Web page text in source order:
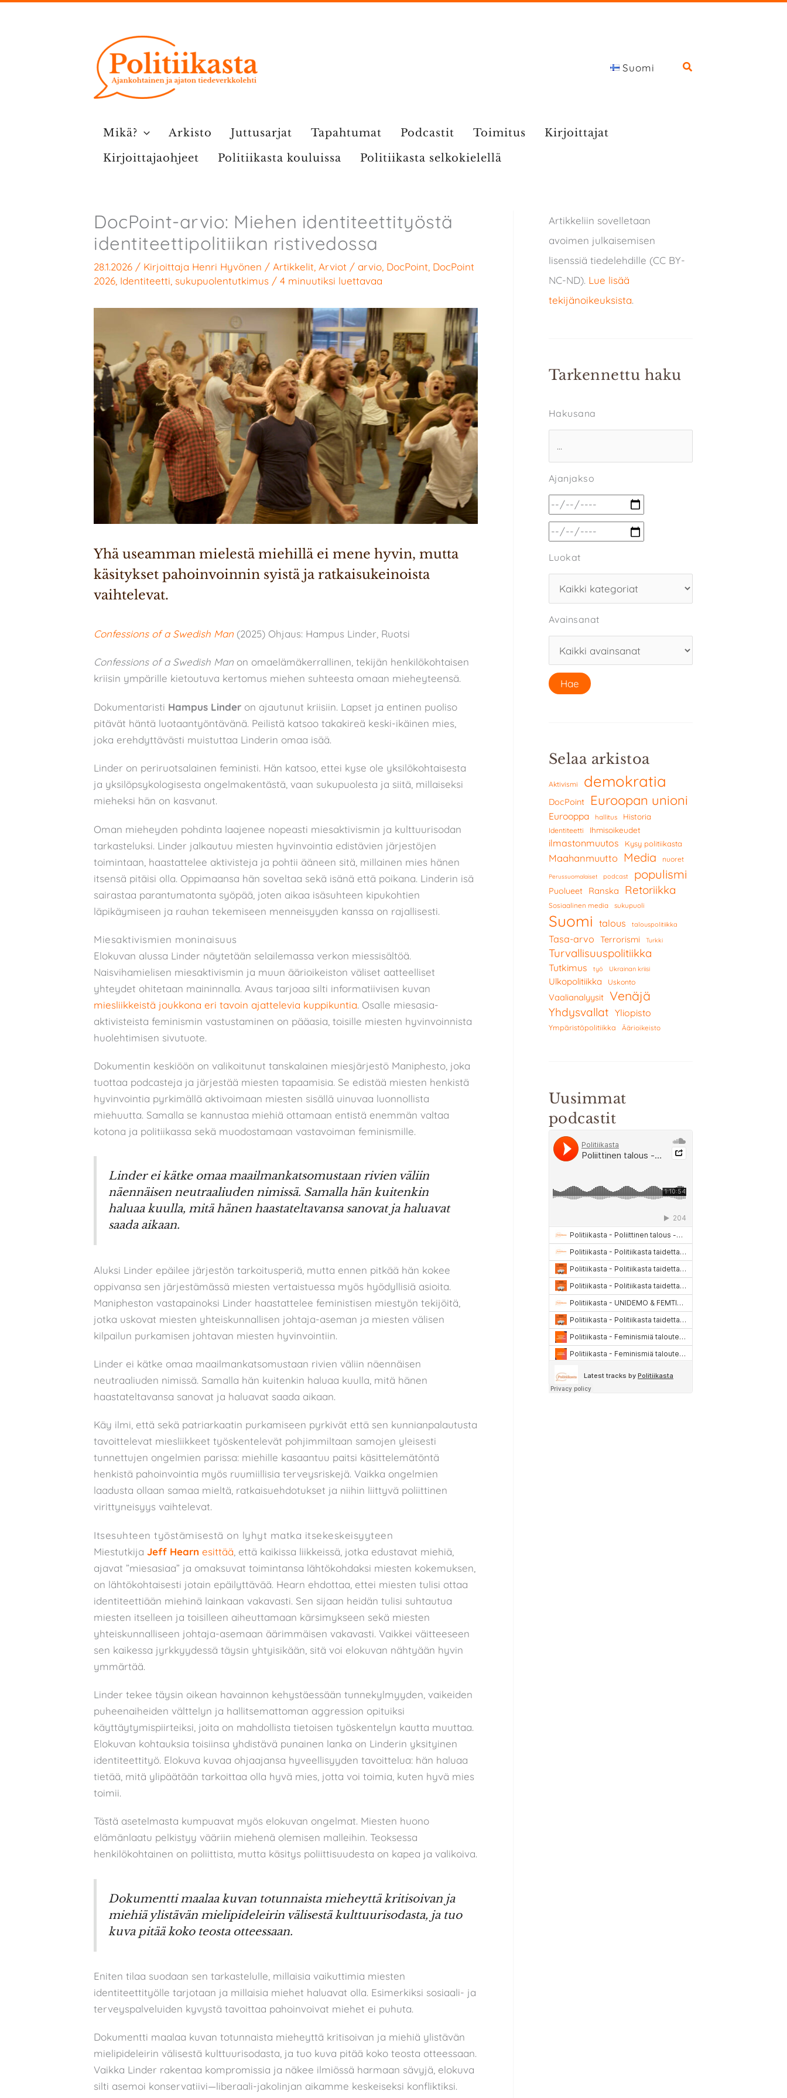
Suomi
Mikä? Arkisto Juttusarjat Tapahtumat Podcastit Toimitus
Kirjoittajat
Kirjoittajaohjeet
Politiikasta kouluissa Politiikasta selkokielellä
DocPoint-arvio: Miehen identiteettityöstä
identiteettipolitiikan ristivedossa
28.1.2026 / Kirjoittaja Henri Hyvönen / Artikkelit Arviot / arvio DocPoint DocPoint
2026 Identiteetti sukupuolentutkimus / 4 minuutiksi luettavaa
Yhä useamman mielestä miehillä ei mene hyvin, mutta
käsitykset pahoinvoinnin syistä ja ratkaisukeinoista
vaihtelevat.
Confessions of a Swedish Man (2025) Ohjaus: Hampus Linder, Ruotsi
Confessions of a Swedish Man on omaelämäkerrallinen, tekijän henkilökohtaisen
kriisin ympärille kietoutuva kertomus miehen suhteesta omaan mieheyteensä.
Dokumentaristi Hampus Linder on ajautunut kriisiin. Lapset ja entinen puoliso
pitävät häntä luotaantyöntävänä. Peilistä katsoo takakireä keski-ikäinen mies,
joka erehdyttävästi muistuttaa Linderin omaa isää.
Linder on periruotsalainen feministi. Hän katsoo, ettei kyse ole yksilökohtaisesta
ja yksilöpsykologisesta ongelmakentästä, vaan sukupuolesta ja siitä, millaiseksi
mieheksi hän on kasvanut.
Oman mieheyden pohdinta laajenee nopeasti miesaktivismin ja kulttuurisodan
tarkasteluksi. Linder jalkautuu miesten hyvinvointia edistävien järjestöjen
toimintaan, haastattelee aktivisteja ja pohtii ääneen sitä, millainen mies hänen
itsensä pitäisi olla. Oppimaansa hän soveltaa sekä isänä että poikana. Linderin isä
sairastaa parantumatonta syöpää, joten aikaa isäsuhteen kipukohtien
läpikäymiseen ja rauhan tekemiseen menneisyyden kanssa on rajallisesti.
Miesaktivismien moninaisuus
Elokuvan alussa Linder näytetään selailemassa verkon miessisältöä.
Naisvihamielisen miesaktivismin ja muun äärioikeiston väliset aatteelliset
yhteydet ohitetaan maininnalla. Avaus tarjoaa silti informatiivisen kuvan
miesliikkeistä joukkona eri tavoin ajattelevia kuppikuntia. Osalle miesasia-
aktivisteista feminismin vastustaminen on pääasia, toisille miesten hyvinvoinnista
huolehtimisen sivutuote.
Dokumentin keskiöön on valikoitunut tanskalainen miesjärjestö Maniphesto, joka
tuottaa podcasteja ja järjestää miesten tapaamisia. Se edistää miesten henkistä
hyvinvointia pyrkimällä aktivoimaan miesten sisällä uinuvaa luonnollista
miehuutta. Samalla se kannustaa miehiä ottamaan entistä enemmän valtaa
kotona ja politiikassa sekä muodostamaan vastavoiman feminismille.
Linder ei kätke omaa maailmankatsomustaan rivien väliin
näennäisen neutraaliuden nimissä. Samalla hän kuitenkin
haluaa kuulla, mitä hänen haastateltavansa sanovat ja haluavat
saada aikaan.
Aluksi Linder epäilee järjestön tarkoitusperiä, mutta ennen pitkää hän kokee
oppivansa sen järjestämässä miesten vertaistuessa myös hyödyllisiä asioita.
Manipheston vastapainoksi Linder haastattelee feministisen miestyön tekijöitä,
jotka uskovat miesten yhteiskunnallisen johtaja-aseman ja miesten välisen
kilpailun purkamisen johtavan miesten hyvinvointiin.
Linder ei kätke omaa maailmankatsomustaan rivien väliin näennäisen
neutraaliuden nimissä. Samalla hän kuitenkin haluaa kuulla, mitä hänen
haastateltavansa sanovat ja haluavat saada aikaan.
Käy ilmi, että sekä patriarkaatin purkamiseen pyrkivät että sen kunnianpalautusta
tavoittelevat miesliikkeet työskentelevät pohjimmiltaan samojen yleisesti
tunnettujen ongelmien parissa: miehille kasaantuu paitsi käsittelemätöntä
henkistä pahoinvointia myös ruumiillisia terveysriskejä. Vaikka ongelmien
laadusta ollaan samaa mieltä, ratkaisuehdotukset ja niihin liittyvä poliittinen
virittyneisyys vaihtelevat.
Itsesuhteen työstämisestä on lyhyt matka itsekeskeisyyteen
Miestutkija Jeff Hearn esittää , että kaikissa liikkeissä, jotka edustavat miehiä,
ajavat ”miesasiaa” ja omaksuvat toimintansa lähtökohdaksi miesten kokemuksen,
on lähtökohtaisesti jotain epäilyttävää. Hearn ehdottaa, ettei miesten tulisi ottaa
identiteettiään miehinä lainkaan vakavasti. Sen sijaan heidän tulisi suhtautua
miesten itselleen ja toisilleen aiheuttamaan kärsimykseen sekä miesten
yhteiskunnalliseen johtaja-asemaan äärimmäisen vakavasti. Vaikkei väitteeseen
sen kaikessa jyrkkyydessä täysin yhtyisikään, sitä voi elokuvan nähtyään hyvin
ymmärtää.
Linder tekee täysin oikean havainnon kehystäessään tunnekylmyyden, vaikeiden
puheenaiheiden välttelyn ja hallitsemattoman aggression opituiksi
käyttäytymispiirteiksi, joita on mahdollista tietoisen työskentelyn kautta muuttaa.
Elokuvan kohtauksia toisiinsa yhdistävä punainen lanka on Linderin yksityinen
identiteettityö. Elokuva kuvaa ohjaajansa hyveellisyyden tavoittelua: hän haluaa
tietää, mitä ylipäätään tarkoittaa olla hyvä mies, jotta voi toimia, kuten hyvä mies
toimii.
Tästä asetelmasta kumpuavat myös elokuvan ongelmat. Miesten huono
elämänlaatu pelkistyy vääriin miehenä olemisen malleihin. Teoksessa
henkilökohtainen on poliittista, mutta käsitys poliittisuudesta on kapea ja valikoiva.
Dokumentti maalaa kuvan totunnaista mieheyttä kritisoivan ja
miehiä ylistävän mielipideleirin välisestä kulttuurisodasta, ja tuo
kuva pitää koko teosta otteessaan.
Eniten tilaa suodaan sen tarkastelulle, millaisia vaikuttimia miesten
identiteettityölle tarjotaan ja millaisia miehet haluavat olla. Esimerkiksi sosiaali- ja
terveyspalveluiden kyvystä tavoittaa pahoinvoivat miehet ei puhuta.
Dokumentti maalaa kuvan totunnaista mieheyttä kritisoivan ja miehiä ylistävän
mielipideleirin välisestä kulttuurisodasta, ja tuo kuva pitää koko teosta otteessaan.
Vaikka Linder rakentaa kompromissia ja näkee ilmiössä harmaan sävyjä, elokuva
silti asemoi konservatiivi—liberaali-jakolinjan aikamme keskeiseksi konfliktiksi.
Artikkeliin sovelletaan
avoimen julkaisemisen
lisenssiä tiedelehdille (CC BY-
NC-ND). Lue lisää
tekijänoikeuksista.
Tarkennettu haku
Hakusana
Ajanjakso
Luokat
Avainsanat
Selaa arkistoa
Aktivismi demokratia
DocPoint Euroopan unioni
Eurooppa hallitus Historia
Identiteetti Ihmisoikeudet
ilmastonmuutos Kysy politiikasta
Maahanmuutto Media nuoret
Perussuomalaiset podcast populismi
Puolueet Ranska Retoriikka
Sosiaalinen media sukupuoli
Suomi talous talouspolitiikka
Tasa-arvo Terrorismi Turkki
Turvallisuuspolitiikka
Tutkimus työ Ukrainan kriisi
Ulkopolitiikka Uskonto
Vaalianalyysit Venäjä
Yhdysvallat Yliopisto
Ympäristöpolitiikka Äärioikeisto
Uusimmat
podcastit